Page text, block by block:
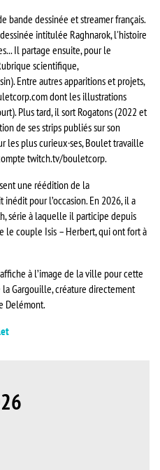
bande dessinée et streamer français.
intitulée Raghnarok, l'histoire
Il partage ensuite, pour le
scientifique,
Entre autres apparitions et projets,
dont les illustrations
Plus tard, il sort Rogatons (2022 et
de ses strips publiés sur son
les plus curieux·ses, Boulet travaille
twitch.tv/bouletcorp.
une réédition de la
pour l’occasion. En 2026, il a
série à laquelle il participe depuis
le couple Isis – Herbert, qui ont fort à
à l’image de la ville pour cette
Gargouille, créature directement
Delémont.